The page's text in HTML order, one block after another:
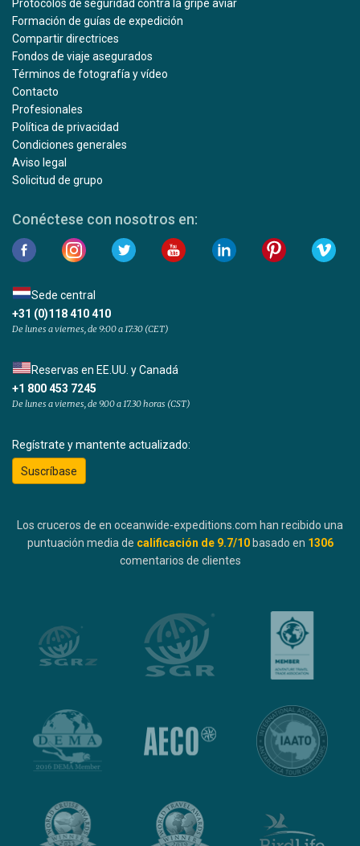
Protocolos de seguridad contra la gripe aviar
Formación de guías de expedición
Compartir directrices
Fondos de viaje asegurados
Términos de fotografía y vídeo
Contacto
Profesionales
Política de privacidad
Condiciones generales
Aviso legal
Solicitud de grupo
Conéctese con nosotros en:
Sede central
+31 (0)118 410 410
De lunes a viernes, de 9:00 a 17:30 (CET)
Reservas en EE.UU. y Canadá
+1 800 453 7245
De lunes a viernes, de 9.00 a 17.30 horas (CST)
Regístrate y mantente actualizado:
Suscríbase
Los cruceros de en oceanwide-expeditions.com han recibido una
puntuación media de calificación de 9.7/10 basado en 1306
comentarios de clientes